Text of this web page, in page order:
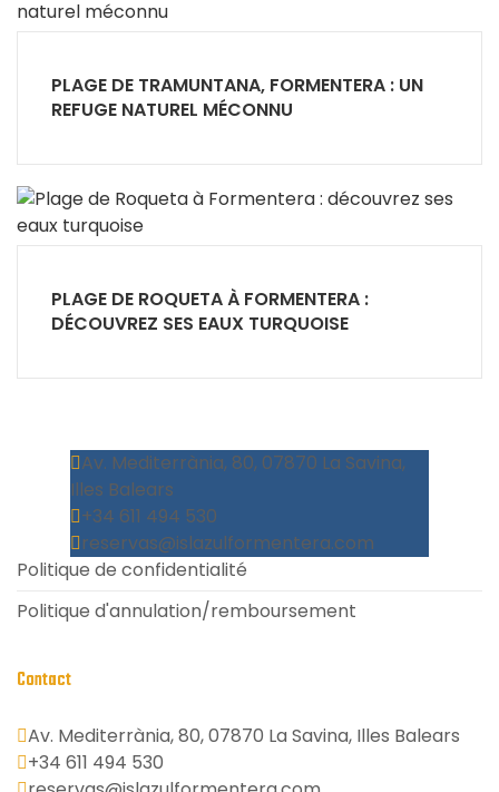
PLAGE DE TRAMUNTANA, FORMENTERA : UN
REFUGE NATUREL MÉCONNU
PLAGE DE ROQUETA À FORMENTERA :
DÉCOUVREZ SES EAUX TURQUOISE
Av. Mediterrània, 80, 07870 La Savina,
Illes Balears
+34 611 494 530
reservas@islazulformentera.com
Politique de confidentialité
Politique d'annulation/remboursement
Contact
Av. Mediterrània, 80, 07870 La Savina, Illes Balears
+34 611 494 530